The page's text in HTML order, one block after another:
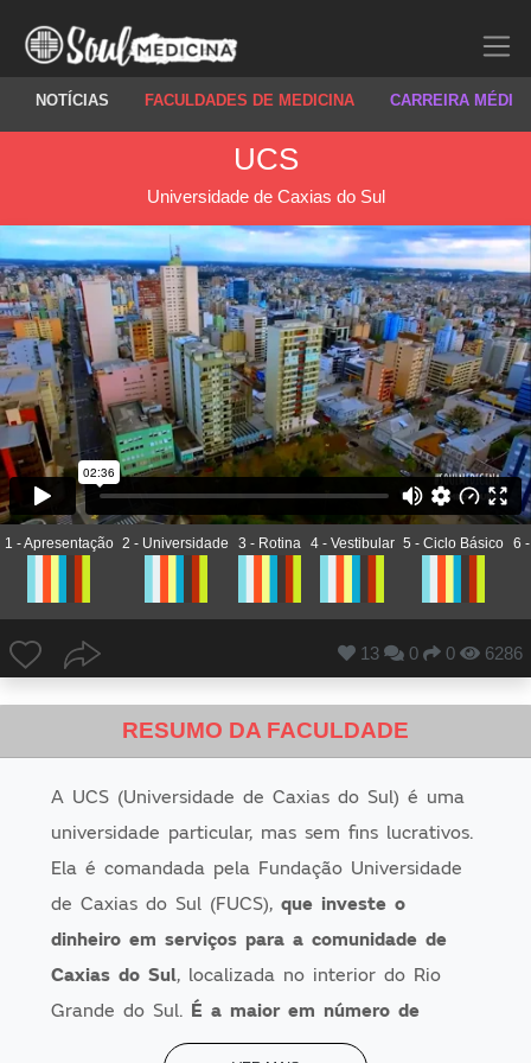
NOTÍCIAS FACULDADES DE MEDICINA CARREIRA
UCS
Universidade de Caxias do Sul
1 - Apresentação 2 - Universidade 3 - Rotina 4 - Vestibular 5 - Ciclo Básico 6
13 0 0 6286
RESUMO DA FACULDADE
A UCS (Universidade de Caxias do Sul) é uma
universidade particular, mas sem fins lucrativos.
Ela é comandada pela Fundação Universidade
de Caxias do Sul (FUCS), que investe o
dinheiro em serviços para a comunidade de
Caxias do Sul, localizada no interior do Rio
Grande do Sul.É a maior em número de
alunos no Estado. O curso de Medicina